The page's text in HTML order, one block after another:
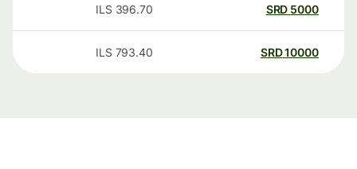
5000
SRD
396.70
ILS
10000
SRD
793.40
ILS